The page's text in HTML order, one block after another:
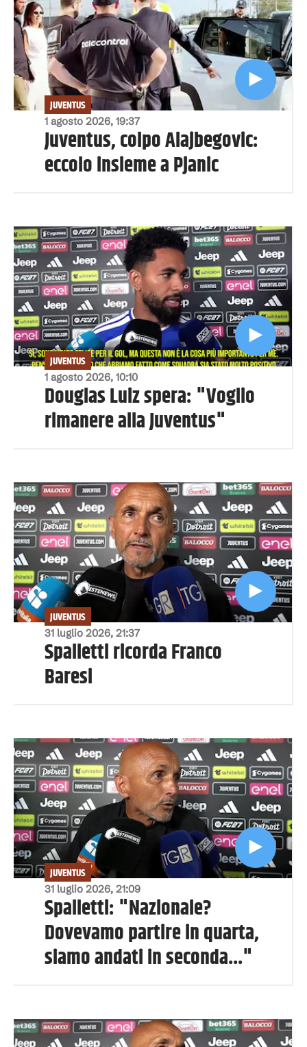
1 agosto 2026, 19:37
JUVENTUS
Juventus, colpo Alajbegovic:
eccolo insieme a Pjanic
1 agosto 2026, 10:10
JUVENTUS
Douglas Luiz spera: "Voglio
rimanere alla Juventus"
31 luglio 2026, 21:37
JUVENTUS
Spalletti ricorda Franco
Baresi
31 luglio 2026, 21:09
JUVENTUS
Spalletti: "Nazionale?
Dovevamo partire in quarta,
siamo andati in seconda..."